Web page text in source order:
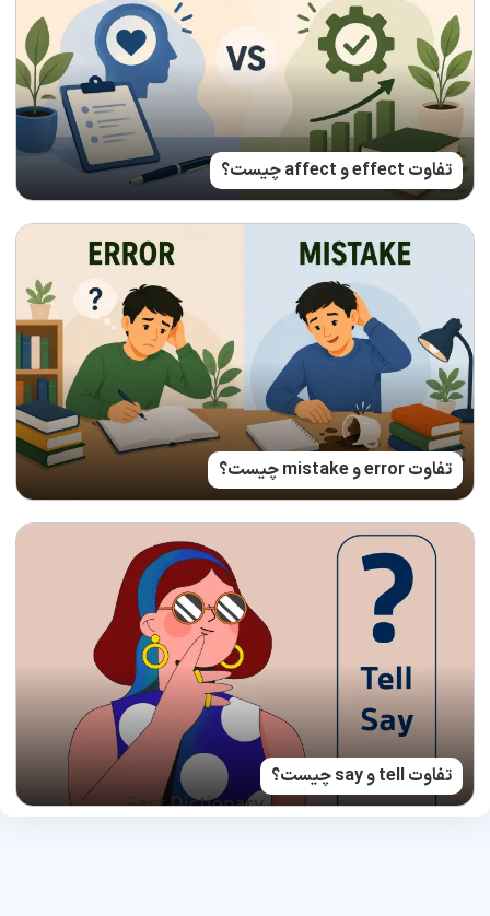
تفاوت effect و affect چیست؟
تفاوت error و mistake چیست؟
تفاوت tell و say چیست؟